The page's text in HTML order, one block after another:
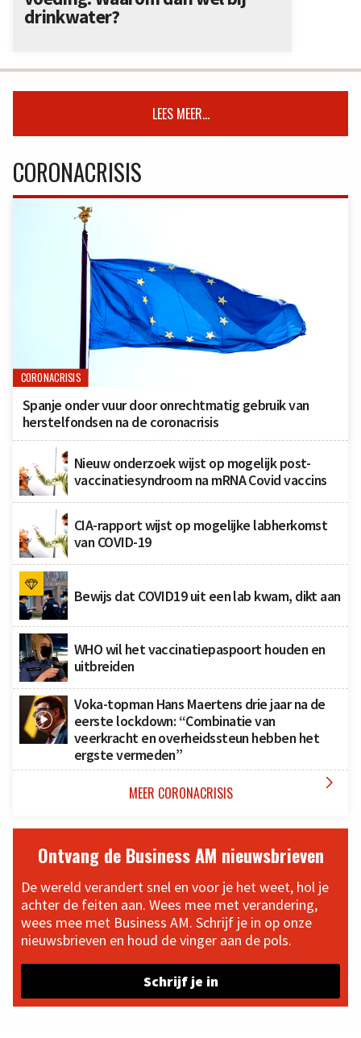
drinkwater?
LEES MEER...
CORONACRISIS
CORONACRISIS
Spanje onder vuur door onrechtmatig gebruik van
herstelfondsen na de coronacrisis
Nieuw onderzoek wijst op mogelijk post-
vaccinatiesyndroom na mRNA Covid vaccins
CIA-rapport wijst op mogelijke labherkomst
van COVID-19
Bewijs dat COVID19 uit een lab kwam, dikt aan
WHO wil het vaccinatiepaspoort houden en
uitbreiden
Voka-topman Hans Maertens drie jaar na de
eerste lockdown: “Combinatie van
veerkracht en overheidssteun hebben het
ergste vermeden”
MEER CORONACRISIS 
Ontvang de Business AM nieuwsbrieven
De wereld verandert snel en voor je het weet, hol je
achter de feiten aan. Wees mee met verandering,
wees mee met Business AM. Schrijf je in op onze
nieuwsbrieven en houd de vinger aan de pols.
Schrijf je in